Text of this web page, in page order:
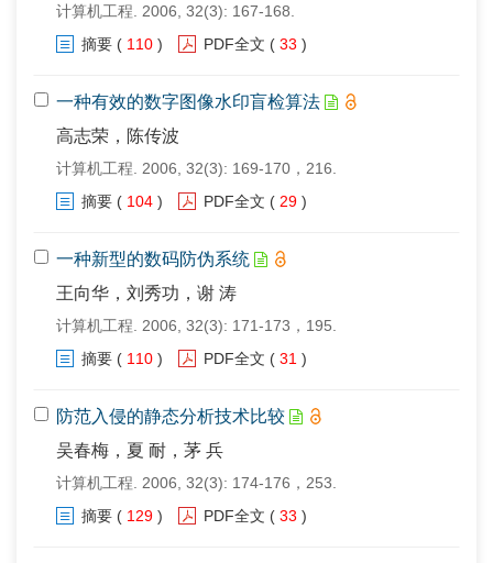
计算机工程. 2006, 32(3): 167-168.
摘要 ( 110 ) PDF全文 ( 33 )
一种有效的数字图像水印盲检算法
高志荣，陈传波
计算机工程. 2006, 32(3): 169-170，216.
摘要 ( 104 ) PDF全文 ( 29 )
一种新型的数码防伪系统
王向华，刘秀功，谢 涛
计算机工程. 2006, 32(3): 171-173，195.
摘要 ( 110 ) PDF全文 ( 31 )
防范入侵的静态分析技术比较
吴春梅，夏 耐，茅 兵
计算机工程. 2006, 32(3): 174-176，253.
摘要 ( 129 ) PDF全文 ( 33 )